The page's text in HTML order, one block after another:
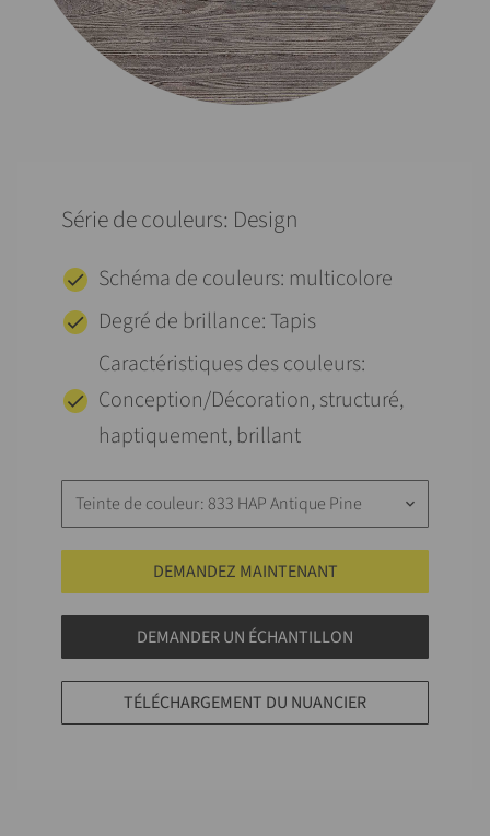
Série de couleurs: Design
Schéma de couleurs: multicolore
Degré de brillance: Tapis
Caractéristiques des couleurs:
Conception/Décoration, structuré,
haptiquement, brillant
Teinte de couleur: 833 HAP Antique Pine keyboard_arrow_down
DEMANDEZ MAINTENANT
DEMANDER UN ÉCHANTILLON
TÉLÉCHARGEMENT DU NUANCIER